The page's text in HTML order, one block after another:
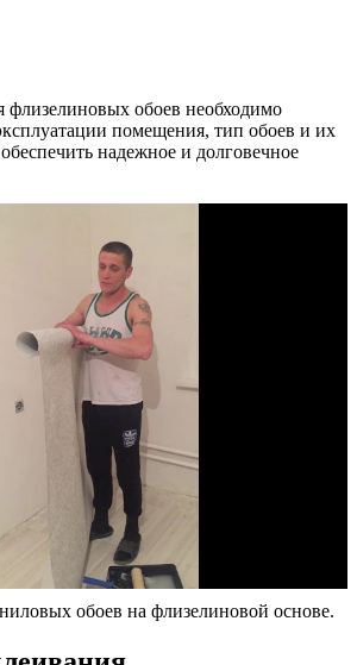
флизелиновых обоев необходимо
помещения, тип обоев и их
надежное и долговечное
обоев на флизелиновой основе.